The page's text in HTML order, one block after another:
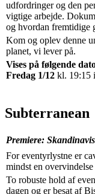
udfordringer og den
vigtige arbejde.
og hvordan fremtidige
Kom og oplev denne
planet, vi lever på.
Vises på følgende
Fredag 1/12 kl. 19:15
Subterranean
Premiere:
For eventyrlystne er
mindst en
To robuste hold af
dagen og er besat af